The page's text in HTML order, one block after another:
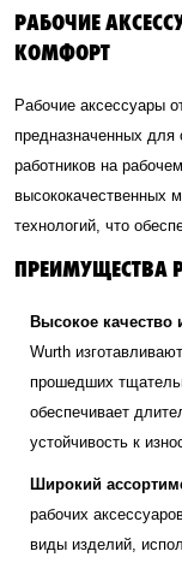
РАБОЧИЕ
КОМФОРТ
Рабочие аксессуары
предназначенных для
работников на
высококачественных
технологий, что
ПРЕИМУЩЕСТВА
Высокое качество
Wurth
прошедших
обеспечивает
устойчивость к
Широкий
рабочих
виды изделий,